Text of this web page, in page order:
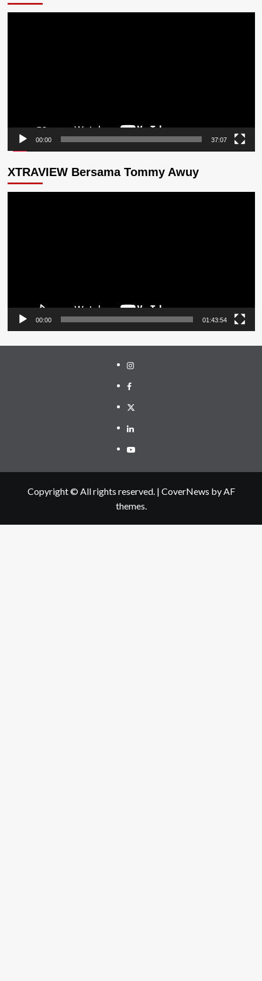
00:00 37:07
XTRAVIEW Bersama Tommy Awuy
00:00 01:43:54
Instagram
Facebook
Twitter
Linkedin
Youtube
Copyright © All rights reserved. | CoverNews by AF
themes.